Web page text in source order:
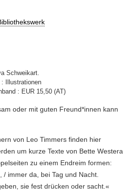
Schweikart.
Illustrationen
: EUR 15,50 (AT)
oder mit guten Freund*innen kann
von Leo Timmers finden hier
um kurze Texte von Bette Westera
zu einem Endreim formen:
immer da, bei Tag und Nacht.
sie fest drücken oder sacht.«